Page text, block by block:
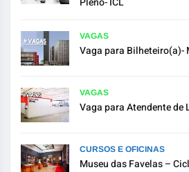
VAGAS
Vaga para Bilheteiro(a)-
VAGAS
Vaga para Atendente de
CURSOS E OFICINAS
Museu das Favelas –